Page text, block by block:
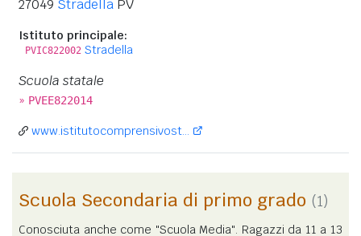
27049 Stradella PV
Istituto principale:
PVIC822002 Stradella
Scuola statale
» PVEE822014
www.istitutocomprensivost...
Scuola Secondaria di primo grado (1)
Conosciuta anche come "Scuola Media". Ragazzi da 11 a 13